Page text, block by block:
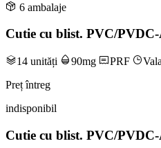
6 ambalaje
Cutie cu blist. PVC/
14 unități 90mg PRF
Preț întreg
indisponibil
Cutie cu blist. PVC/